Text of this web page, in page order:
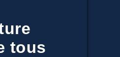
tous